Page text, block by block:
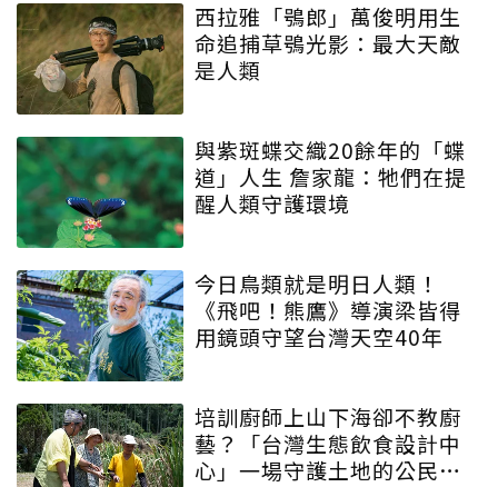
西拉雅「鴞郎」萬俊明用生
命追捕草鴞光影：最大天敵
是人類
與紫斑蝶交織20餘年的「蝶
道」人生 詹家龍：牠們在提
醒人類守護環境
今日鳥類就是明日人類！
《飛吧！熊鷹》導演梁皆得
用鏡頭守望台灣天空40年
培訓廚師上山下海卻不教廚
藝？「台灣生態飲食設計中
心」一場守護土地的公民運